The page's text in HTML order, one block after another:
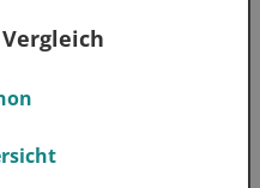
Vergleich